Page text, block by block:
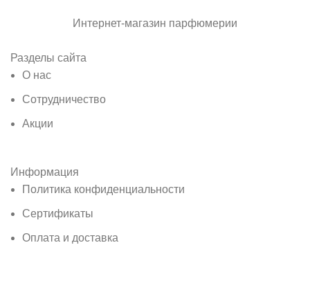
Интернет-магазин парфюмерии
Разделы сайта
О нас
Сотрудничество
Акции
Информация
Политика конфиденциальности
Сертификаты
Оплата и доставка